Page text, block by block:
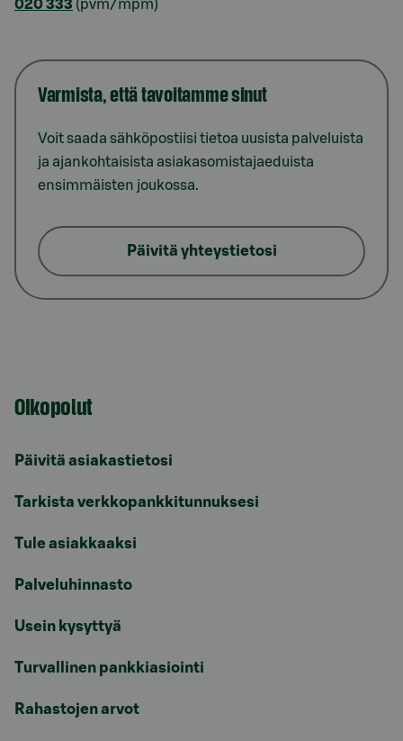
020 333 (pvm/mpm)
Varmista, että tavoitamme sinut
Voit saada sähköpostiisi tietoa uusista palveluista
ja ajankohtaisista asiakasomistajaeduista
ensimmäisten joukossa.
Päivitä yhteystietosi
Oikopolut
Päivitä asiakastietosi
Tarkista verkkopankkitunnuksesi
Tule asiakkaaksi
Palveluhinnasto
Usein kysyttyä
Turvallinen pankkiasiointi
Rahastojen arvot